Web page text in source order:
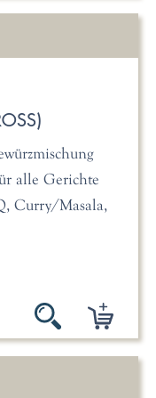
alle Gerichte
Curry/Masala,